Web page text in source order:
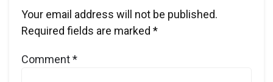
Your email address will not be published.
Required fields are marked *
Comment*